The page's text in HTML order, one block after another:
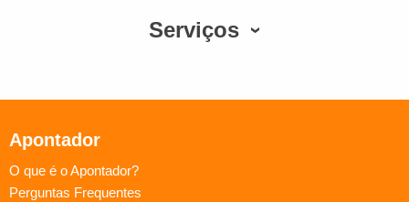
Serviços
Apontador
O que é o Apontador?
Perguntas Frequentes